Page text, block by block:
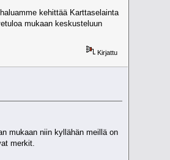
kehittää Karttaselainta
mukaan keskusteluun
Kirjattu
mukaan niin kyllähän meillä on
merkit.